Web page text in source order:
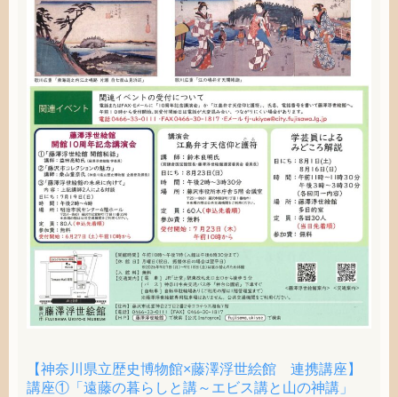
【神奈川県立歴史博物館×藤澤浮世絵館 連携講座】
講座①「遠藤の暮らしと講～エビス講と山の神講」